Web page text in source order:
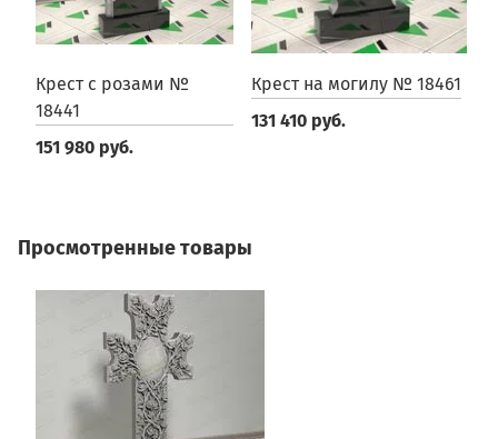
Крест с розами №
18441
151 980 руб.
Крест на могилу № 18461
131 410 руб.
Просмотренные товары